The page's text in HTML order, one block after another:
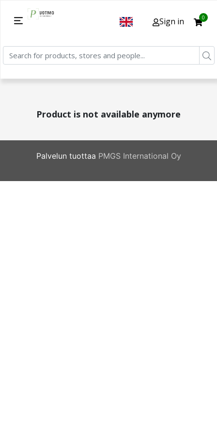
Sign in 0
Product is not available anymore
Palvelun tuottaa PMGS International Oy